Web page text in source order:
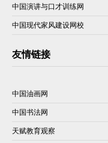
中国演讲与口才训练网
中国现代家风建设网校
友情链接
中国油画网
中国书法网
天赋教育观察